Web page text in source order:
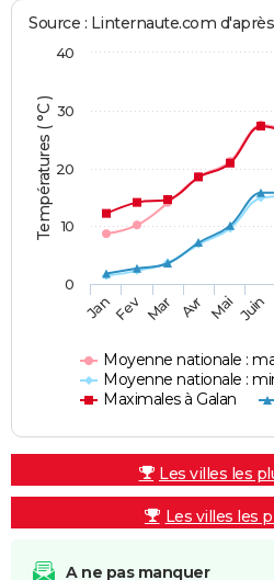
Températures ( °C )
Source : Linternaute.com
Moyenne nationale :
Moyenne nationale :
Maximales à Galan
JanFev Mar Avr Mai Juin
0
10
20
30
40
Les villes les
Les villes les
A ne pas manquer